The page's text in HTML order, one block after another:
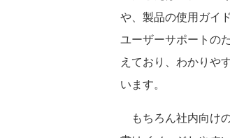
や、製品の使用ガイ
ユーザーサポートの
えており、わかりや
います。
もちろん社内向け